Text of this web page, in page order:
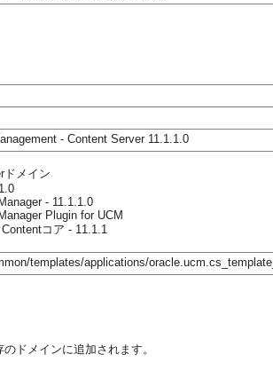
- Content Server 11.1.1.0
ドメイン
- 11.1.1.0
Plugin for UCM
コア - 11.1.1
templates/applications/
ドメインに追加されます。